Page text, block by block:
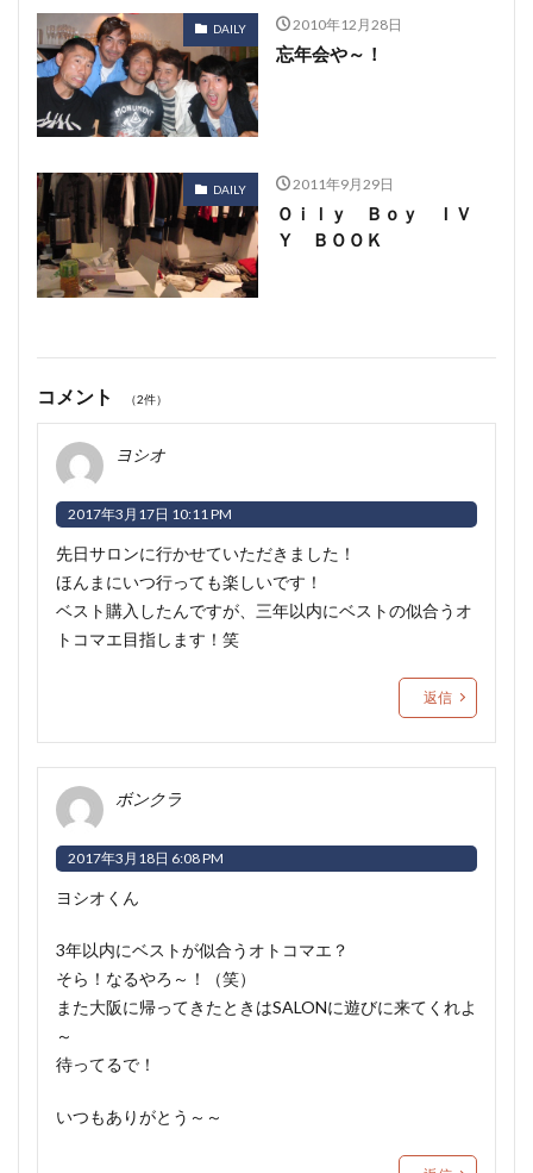
DAILY 2010年12月28日
忘年会や～！
DAILY 2011年9月29日
Ｏｉｌｙ Ｂｏｙ ＩＶ
Ｙ ＢＯＯＫ
コメント （2件）
ヨシオ
2017年3月17日 10:11 PM
先日サロンに行かせていただきました！
ほんまにいつ行っても楽しいです！
ベスト購入したんですが、三年以内にベストの似合うオ
トコマエ目指します！笑
返信
ボンクラ
2017年3月18日 6:08 PM
ヨシオくん
3年以内にベストが似合うオトコマエ？
そら！なるやろ～！（笑）
また大阪に帰ってきたときはSALONに遊びに来てくれよ
～
待ってるで！
いつもありがとう～～